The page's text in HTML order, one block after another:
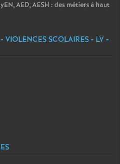
AED, AESH : des métiers à haut
VIOLENCES SCOLAIRES - LV -